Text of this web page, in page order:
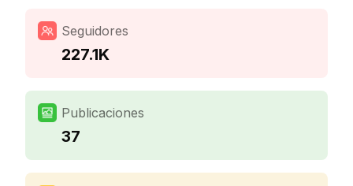
Seguidores
227.1K
Publicaciones
37